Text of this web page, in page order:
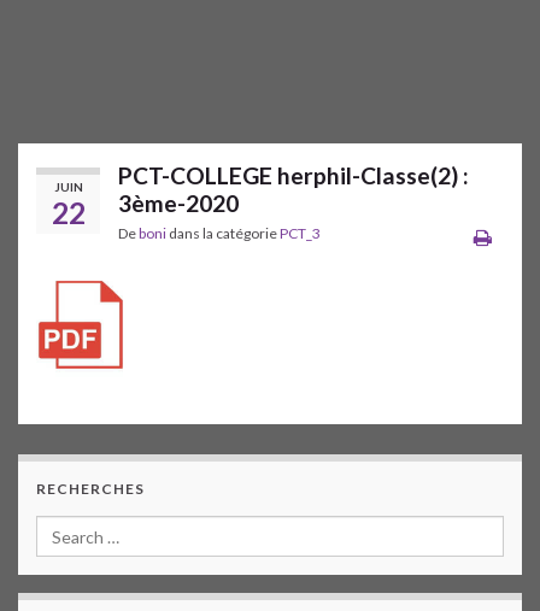
JUIN
22
PCT-COLLEGE herphil-Classe(2) :
3ème-2020
Deboni dans la catégoriePCT_3
RECHERCHES